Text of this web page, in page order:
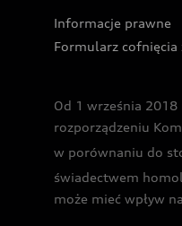
Informacje prawne
Formularz cofnięcia
Od 1 września
rozporządzeniu
w porównaniu do
świadectwem
może mieć wpływ